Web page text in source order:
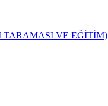
VE EĞİTİM)